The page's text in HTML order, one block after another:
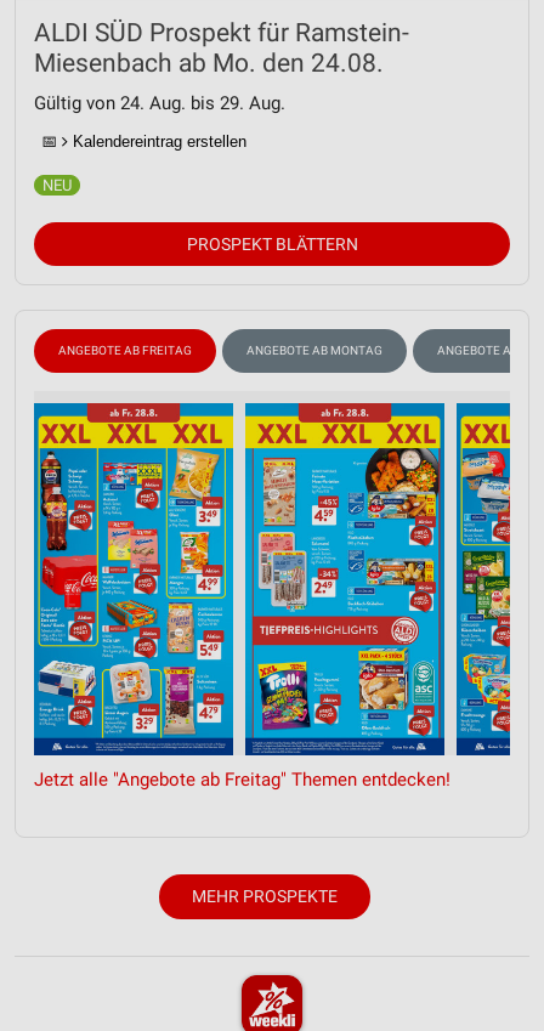
ALDI SÜD Prospekt für Ramstein-
Miesenbach ab Mo. den 24.08.
Gültig von 24. Aug. bis 29. Aug.
📅 Kalendereintrag erstellen
PROSPEKT BLÄTTERN
ANGEBOTE AB FREITAG ANGEBOTE AB MONTAG ANGEBOTE AB
Jetzt alle "Angebote ab Freitag" Themen entdecken!
MEHR PROSPEKTE